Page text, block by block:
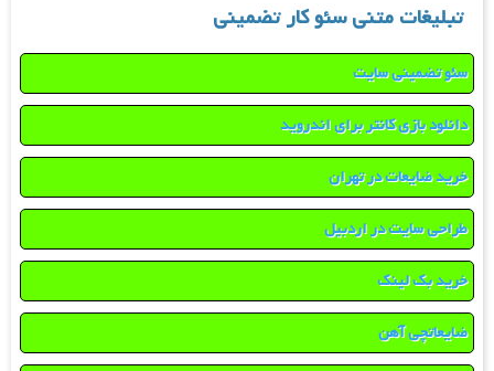
تبلیغات متنی سئو کار تضمینی
سئو تضمینی سایت
دانلود بازی کانتر برای اندروید
خرید ضایعات در تهران
طراحی سایت در اردبیل
خرید بک لینک
ضایعاتچی آهن